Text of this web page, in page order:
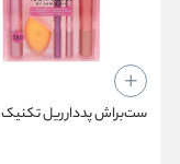
ست‌براش پددار ریل تکنیک